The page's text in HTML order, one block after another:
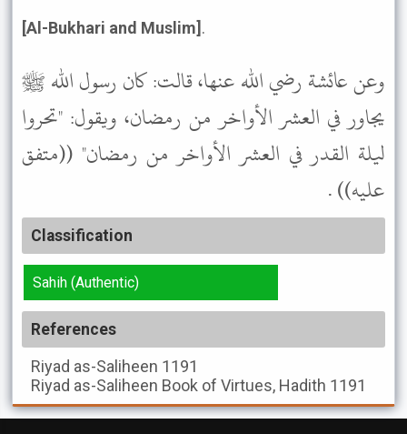
[Al-Bukhari and Muslim] .
وعن عائشة رضي الله عنها، قالت: كان رسول الله ﷺ
يجاور في العشر الأواخر من رمضان، ويقول: "تحروا
ليلة القدر في العشر الأواخر من رمضان" ((متفق
عليه)) .
Classification
Sahih (Authentic)
References
Riyad as-Saliheen 1191
Riyad as-Saliheen Book of Virtues, Hadith 1191